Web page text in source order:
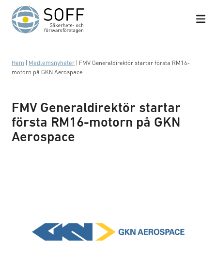
Hoppa till innehåll
Hem Medlemsnyheter
FMV Generaldirektör startar första RM16-
motorn på GKN Aerospace
FMV Generaldirektör startar
första RM16-motorn på GKN
Aerospace